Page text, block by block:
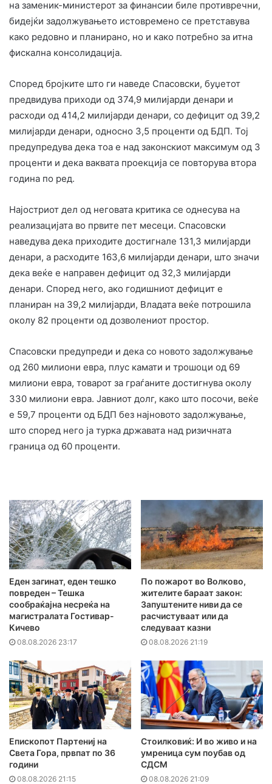
на заменик-министерот за финансии биле противречни,
бидејќи задолжувањето истовремено се претставува
како редовно и планирано, но и како потребно за итна
фискална консолидација.
Според бројките што ги наведе Спасовски, буџетот
предвидува приходи од 374,9 милијарди денари и
расходи од 414,2 милијарди денари, со дефицит од 39,2
милијарди денари, односно 3,5 проценти од БДП. Тој
предупредува дека тоа е над законскиот максимум од 3
проценти и дека ваквата проекција се повторува втора
година по ред.
Најостриот дел од неговата критика се однесува на
реализацијата во првите пет месеци. Спасовски
наведува дека приходите достигнале 131,3 милијарди
денари, а расходите 163,6 милијарди денари, што значи
дека веќе е направен дефицит од 32,3 милијарди
денари. Според него, ако годишниот дефицит е
планиран на 39,2 милијарди, Владата веќе потрошила
околу 82 проценти од дозволениот простор.
Спасовски предупреди и дека со новото задолжување
од 260 милиони евра, плус камати и трошоци од 69
милиони евра, товарот за граѓаните достигнува околу
330 милиони евра. Јавниот долг, како што посочи, веќе
е 59,7 проценти од БДП без најновото задолжување,
што според него ја турка државата над ризичната
граница од 60 проценти.
Еден загинат, еден тешко
повреден – Тешка
сообраќајна несреќа на
магистралата Гостивар-
Кичево
08.08.2026 23:17
По пожарот во Волково,
жителите бараат закон:
Запуштените ниви да се
расчистуваат или да
следуваат казни
08.08.2026 21:19
Епископот Партениј на
Света Гора, првпат по 36
години
08.08.2026 21:15
Стоилковиќ: И во живо и на
умреница сум поубав од
СДСМ
08.08.2026 21:09